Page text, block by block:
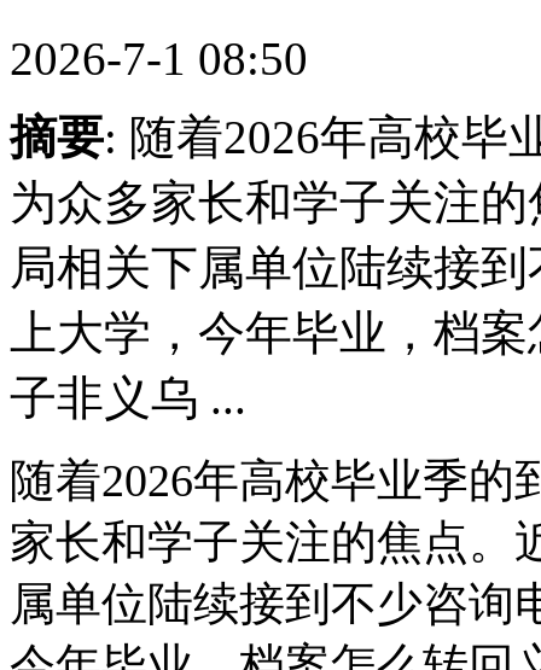
2026-7-1 08:50
摘要: 随着2026年高校毕
为众多家长和学子关注
局相关下属单位陆续接
上大学，今年毕业，档
子非义乌 ...
随着2026年高校毕业季
家长和学子关注的焦点。
属单位陆续接到不少咨询